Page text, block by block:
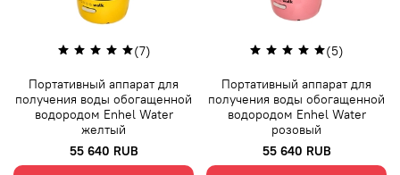
(7)
Портативный аппарат для
получения воды обогащенной
водородом Enhel Water
желтый
55 640 RUB
(5)
Портативный аппарат для
получения воды обогащенной
водородом Enhel Water
розовый
55 640 RUB